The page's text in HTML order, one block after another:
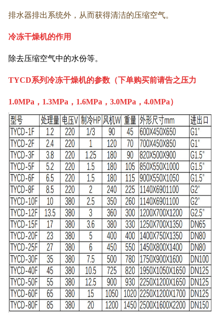
排水器排出系统外，从而获得清洁的压缩空气。
冷冻干燥机的作用
除去压缩空气中的水份等。
TYCD系列冷冻干燥机的参数（下单购买前请告之压力
1.0MPa，1.3MPa，1.6MPa，3.0MPa，4.0MPa）